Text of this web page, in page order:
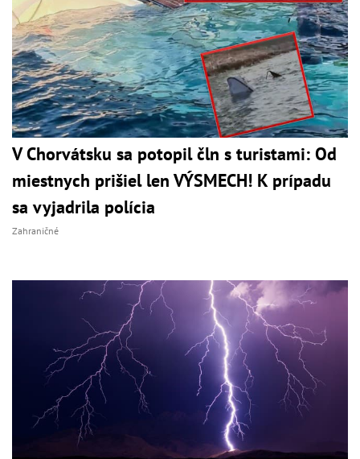
V Chorvátsku sa potopil čln s turistami: Od
miestnych prišiel len VÝSMECH! K prípadu
sa vyjadrila polícia
Zahraničné